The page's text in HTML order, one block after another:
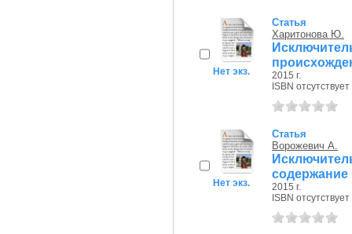
Нет экз.
Статья
Харитонова Ю.
2015 г.
ISBN отсутствует
Нет экз.
Статья
Ворожевич А.
содержание
2015 г.
ISBN отсутствует